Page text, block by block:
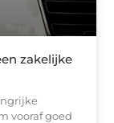
zakelijke
vooraf goed